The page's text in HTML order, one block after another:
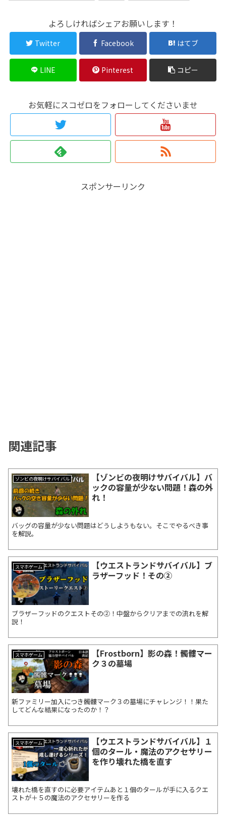
よろしければシェアお願いします！
Twitter Facebook はてブ
LINE Pinterest コピー
お気軽にスコゼロをフォローしてくださいませ
スポンサーリンク
関連記事
ゾンビの夜明けサバイバル
【ゾンビの夜明けサバイバル】バ
ックの容量が少ない問題！森の外
れ！
バッグの容量が少ない問題はどうしようもない。そこでやるべき事
を解説。
スマホゲーム
【ウエストランドサバイバル】ブ
ラザーフッド！その②
ブラザーフッドのクエストその②！中盤からクリアまでの流れを解
説！
スマホゲーム
【Frostborn】影の森！髑髏マー
ク３の墓場
新ファミリー加入につき髑髏マーク３の墓場にチャレンジ！！果た
してどんな結果になったのか！？
スマホゲーム
【ウエストランドサバイバル】１
個のタール・魔法のアクセサリー
を作り壊れた橋を直す
壊れた橋を直すのに必要アイテムあと１個のタールが手に入るクエ
ストが＋５の魔法のアクセサリーを作る